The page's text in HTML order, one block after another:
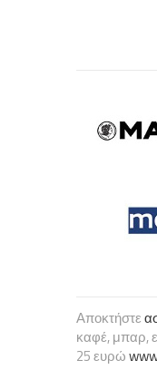
Αποκτήστε
καφέ, μπαρ,
25 ευρώ